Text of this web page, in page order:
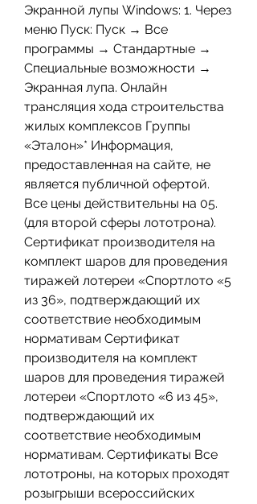
Экранной лупы Windows: 1. Через
меню Пуск: Пуск → Все
программы → Стандартные →
Специальные возможности →
Экранная лупа. Онлайн
трансляция хода строительства
жилых комплексов Группы
«Эталон»* Информация,
предоставленная на сайте, не
является публичной офертой.
Все цены действительны на 05.
(для второй сферы лототрона).
Сертификат производителя на
комплект шаров для проведения
тиражей лотереи «Спортлото «5
из 36», подтверждающий их
соответствие необходимым
нормативам Сертификат
производителя на комплект
шаров для проведения тиражей
лотереи «Спортлото «6 из 45»,
подтверждающий их
соответствие необходимым
нормативам. Cертификаты Все
лототроны, на которых проходят
розыгрыши всероссийских